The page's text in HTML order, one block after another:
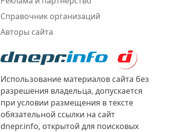
Справочник организаций
Авторы сайта
Использование материалов сайта без
разрешения владельца, допускается
при условии размещения в тексте
обязательной ссылки на сайт
dnepr.info, открытой для поисковых